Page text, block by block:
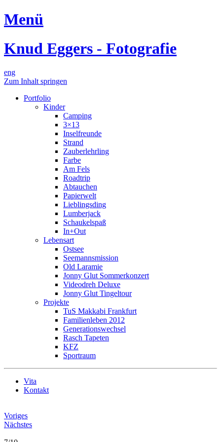
Menü
Knud Eggers - Fotografie
eng
Zum Inhalt springen
Portfolio
Kinder
Camping
3×13
Inselfreunde
Strand
Zauberlehrling
Farbe
Am Fels
Roadtrip
Abtauchen
Papierwelt
Lieblingsding
Lumberjack
Schaukelspaß
In+Out
Lebensart
Ostsee
Seemannsmission
Old Laramie
Jonny Glut Sommerkonzert
Videodreh Deluxe
Jonny Glut Tingeltour
Projekte
TuS Makkabi Frankfurt
Familienleben 2012
Generationswechsel
Rasch Tapeten
KFZ
Sportraum
Vita
Kontakt
Voriges
Nächstes